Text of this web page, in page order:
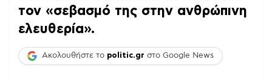
τον «σεβασμό της στην ανθρώπινη
ελευθερία».
Ακολουθήστε το politic.gr στο Google News